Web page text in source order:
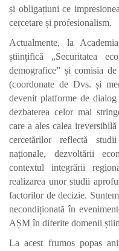
și obligațiuni ce
cercetare și profesionalism.
Actualmente, la
științifică „Securitatea
demografice” și comisia
(coordonate de Dvs. și
devenit platforme de dialog
dezbaterea celor mai
care a ales calea
cercetărilor reflectă
naționale, dezvoltării
contextul integrării
realizarea unor studii
factorilor de decizie.
necondiționată în
AȘM în diferite domenii
La acest frumos popas